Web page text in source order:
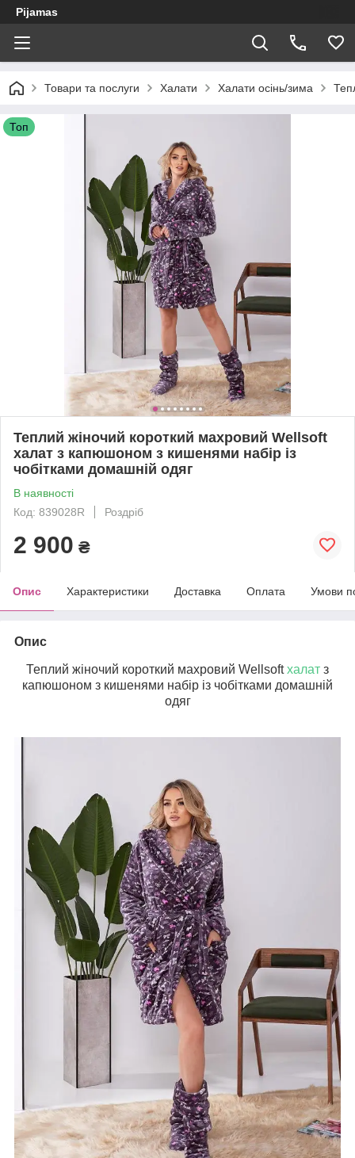
Pijamas
Товари та послуги Халати Халати осінь/зима
Топ
Теплий жіночий короткий махровий Wellsoft
халат з капюшоном з кишенями набір із
чобітками домашній одяг
В наявності
Код: 839028R
Роздріб
2 900 ₴
Опис Характеристики Доставка Оплата Умови
Опис
Теплий жіночий короткий махровий Wellsoftхалат з
капюшоном з кишенями набір із чобітками домашній
одяг